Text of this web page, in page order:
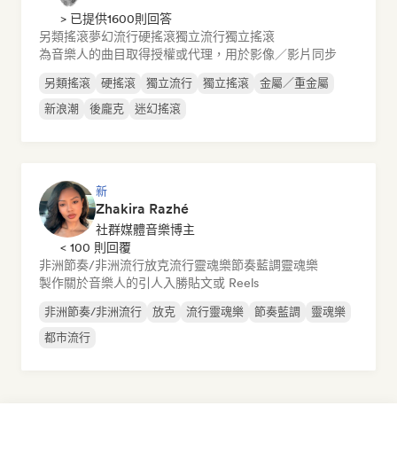
> 已提供1600則回答
另類搖滾夢幻流行硬搖滾獨立流行獨立搖滾
為音樂人的曲目取得授權或代理，用於影像／影片同步
另類搖滾 硬搖滾 獨立流行 獨立搖滾
金屬／重金屬
新浪潮
後龐克 迷幻搖滾
新
Zhakira Razhé
社群媒體音樂博主
< 100 則回覆
非洲節奏/非洲流行放克流行靈魂樂節奏藍調靈魂樂
製作關於音樂人的引人入勝貼文或 Reels
非洲節奏/非洲流行 放克 流行靈魂樂 節奏藍調
靈魂樂
都市流行